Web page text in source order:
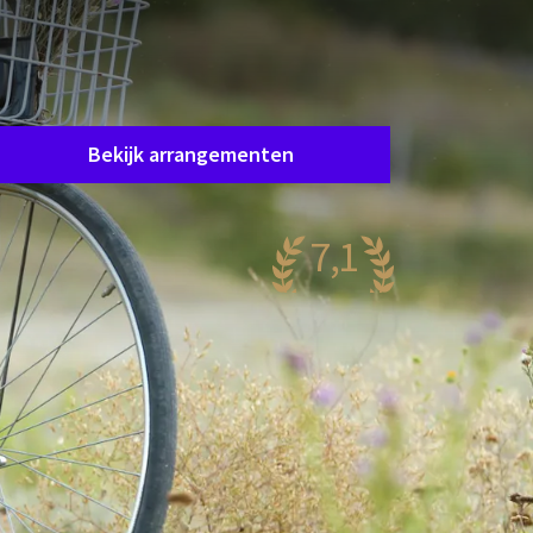
dit arrangement is afgelopen.
arrangement waar u in geïnteresseerd bent
helaas niet meer beschikbaar. Gelukkig zijn er
andere arrangementen!
Bekijk arrangementen
7,1
mooi
reviews